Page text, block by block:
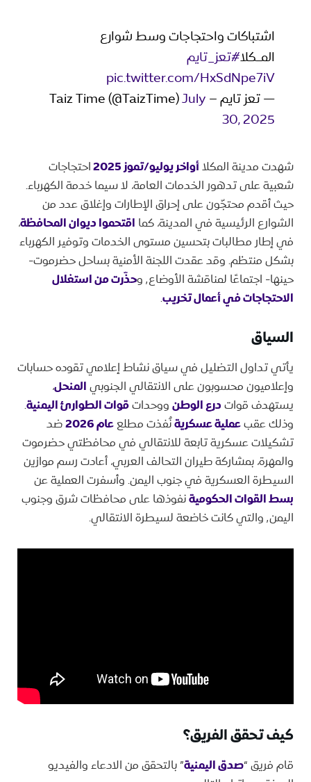
اشتباكات واحتجاجات وسط شوارع
المــكلا#تعز_تايم
pic.twitter.com/HxSdNpe7iV
— تعز تايم – Taiz Time (@TaizTime) July
30, 2025
شهدت مدينة المكلاأواخر يوليو/تموز 2025
احتجاجات
شعبية على تدهور الخدمات العامة، لا سيما خدمة الكهرباء.
حيث أقدم محتجّون على إحراق الإطارات وإغلاق عدد من
الشوارع الرئيسية في المدينة، كما اقتحموا ديوان المحافظة،
في إطار مطالبات بتحسين مستوى الخدمات وتوفير الكهرباء
بشكل منتظم. وقد عقدت اللجنة الأمنية بساحل حضرموت-
حينها- اجتماعًا لمناقشة الأوضاع٬ و
حذّرت من استغلال
الاحتجاجات في أعمال تخريب.
السياق
يأتي تداول التضليل في سياق نشاط إعلامي تقوده حسابات
وإعلاميون محسوبون على الانتقالي الجنوبيالمنحل،
يستهدف قواتدرع الوطنووحداتقوات الطوارئ اليمنية.
وذلك عقبعملية عسكريةنُفذت مطلععام 2026
ضد
تشكيلات عسكرية تابعة للانتقالي في محافظتي حضرموت
والمهرة، بمشاركة طيران التحالف العربي، أعادت رسم موازين
السيطرة العسكرية في جنوب اليمن. وأسفرت العملية عن
بسط القوات الحكوميةنفوذها على محافظات شرق وجنوب
اليمن٬ والتي كانت خاضعة لسيطرة الانتقالي.
كيف تحقق الفريق؟
قام فريق “صدق اليمنية” بالتحقق من الادعاء والفيديو